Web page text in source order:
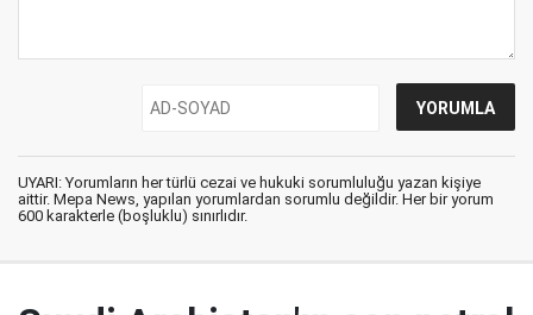
UYARI: Yorumların her türlü cezai ve hukuki sorumluluğu yazan kişiye
aittir. Mepa News, yapılan yorumlardan sorumlu değildir. Her bir yorum
600 karakterle (boşluklu) sınırlıdır.